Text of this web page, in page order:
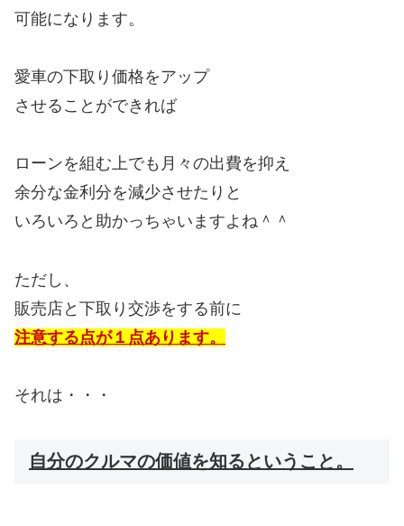
可能になります。
愛車の下取り価格をアップ
させることができれば
ローンを組む上でも月々の出費を抑え
余分な金利分を減少させたりと
いろいろと助かっちゃいますよね＾＾
ただし、
販売店と下取り交渉をする前に
注意する点が１点あります。
それは・・・
自分のクルマの価値を知るということ。